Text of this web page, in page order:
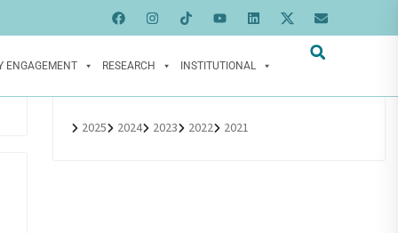
ENGAGEMENT RESEARCH INSTITUTIONAL
2025 2024 2023 2022 2021